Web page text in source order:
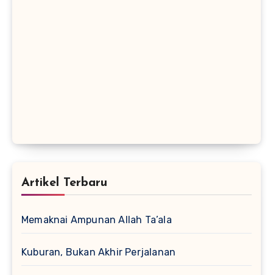
Artikel Terbaru
Memaknai Ampunan Allah Ta’ala
Kuburan, Bukan Akhir Perjalanan